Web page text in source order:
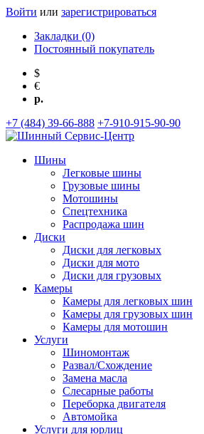
Войти или зарегистрироваться
Закладки (0)
Постоянный покупатель
$
€
р.
+7 (484) 39-66-888 +7-910-915-90-90
Шины
Легковые шины
Грузовые шины
Мотошины
Спецтехника
Распродажа шин
Диски
Диски для легковых
Диски для мото
Диски для грузовых
Камеры
Камеры для легковых шин
Камеры для грузовых шин
Камеры для мотошин
Услуги
Шиномонтаж
Развал/Схождение
Замена масла
Слесарные работы
Переборка двигателя
Автомойка
Услуги для юрлиц